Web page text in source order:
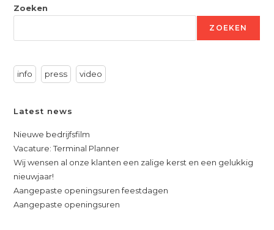
Zoeken
ZOEKEN
info press video
Latest news
Nieuwe bedrijfsfilm
Vacature: Terminal Planner
Wij wensen al onze klanten een zalige kerst en een gelukkig
nieuwjaar!
Aangepaste openingsuren feestdagen
Aangepaste openingsuren